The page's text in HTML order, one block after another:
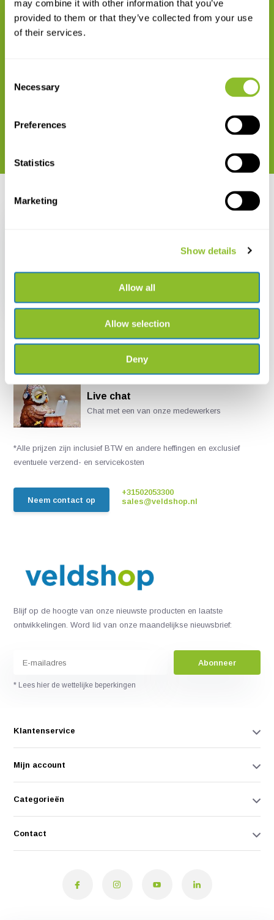
may combine it with other information that you’ve
provided to them or that they’ve collected from your use
of their services.
Selection
Necessary
Preferences
Statistics
Marketing
Show details
Allow all
Allow selection
Deny
Field Guide to the Forest Trees
Recent bekeken
€ 104,64
Live chat
Chat met een van onze medewerkers
*Alle prijzen zijn inclusief BTW en andere heffingen en exclusief
eventuele verzend- en servicekosten
Neem contact op
+31502053300
sales@veldshop.nl
Blijf op de hoogte van onze nieuwste producten en laatste
ontwikkelingen. Word lid van onze maandelijkse nieuwsbrief:
Abonneer
* Lees hier de wettelijke beperkingen
Klantenservice
Mijn account
Categorieën
Contact